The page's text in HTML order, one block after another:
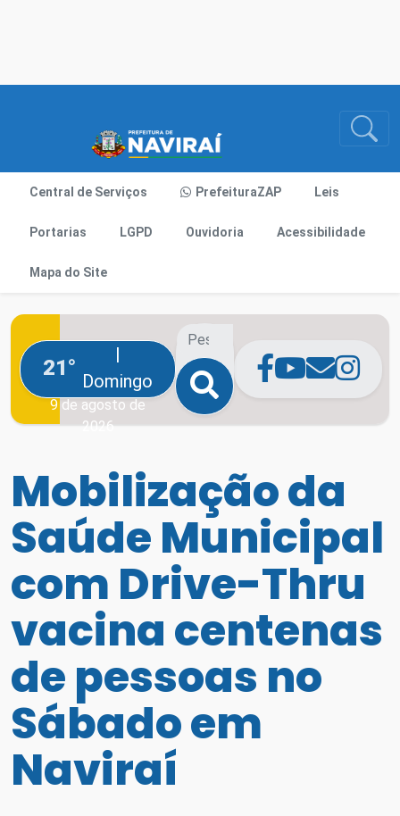
Central de Serviços PrefeituraZAP Leis
Portarias LGPD Ouvidoria Acessibilidade
Mapa do Site
21°
|
Domingo
9 de agosto de
2026
Mobilização da
Saúde Municipal
com Drive-Thru
vacina centenas
de pessoas no
Sábado em
Naviraí